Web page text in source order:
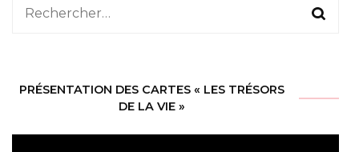
Rechercher :
PRÉSENTATION DES CARTES « LES TRÉSORS
DE LA VIE »